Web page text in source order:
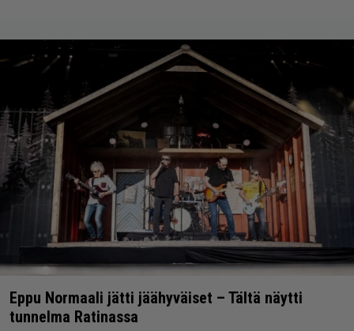
Eppu Normaali jätti jäähyväiset – Tältä näytti
tunnelma Ratinassa